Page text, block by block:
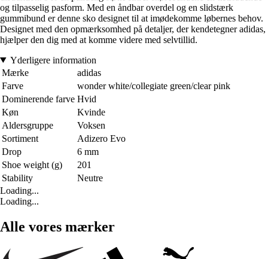
og tilpasselig pasform. Med en åndbar overdel og en slidstærk
gummibund er denne sko designet til at imødekomme løbernes behov.
Designet med den opmærksomhed på detaljer, der kendetegner adidas,
hjælper den dig med at komme videre med selvtillid.
Yderligere information
Mærke
adidas
Farve
wonder white/collegiate green/clear pink
Dominerende farve Hvid
Køn
Kvinde
Aldersgruppe
Voksen
Sortiment
Adizero Evo
Drop
6 mm
Shoe weight (g)
201
Stability
Neutre
Loading...
Loading...
Alle vores mærker